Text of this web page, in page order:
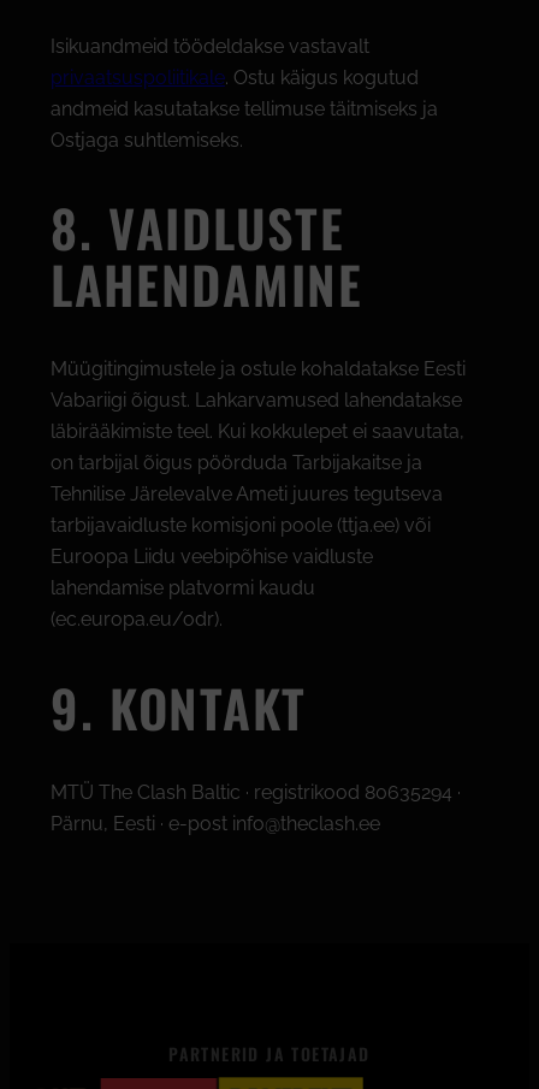
Isikuandmeid töödeldakse vastavalt
privaatsuspoliitikale. Ostu käigus kogutud
andmeid kasutatakse tellimuse täitmiseks ja
Ostjaga suhtlemiseks.
8. VAIDLUSTE
LAHENDAMINE
Müügitingimustele ja ostule kohaldatakse Eesti
Vabariigi õigust. Lahkarvamused lahendatakse
läbirääkimiste teel. Kui kokkulepet ei saavutata,
on tarbijal õigus pöörduda Tarbijakaitse ja
Tehnilise Järelevalve Ameti juures tegutseva
tarbijavaidluste komisjoni poole (ttja.ee) või
Euroopa Liidu veebipõhise vaidluste
lahendamise platvormi kaudu
(ec.europa.eu/odr).
9. KONTAKT
MTÜ The Clash Baltic · registrikood 80635294 ·
Pärnu, Eesti · e-post info@theclash.ee
PARTNERID JA TOETAJAD